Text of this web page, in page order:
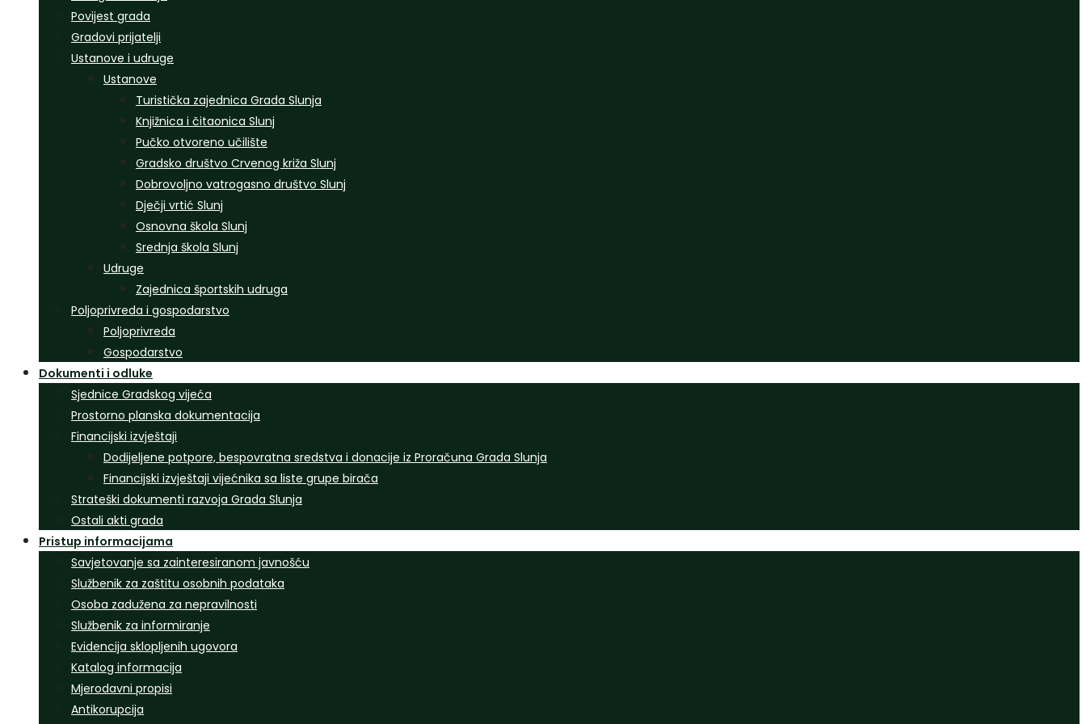
Povijest grada
Gradovi prijatelji
Ustanove i udruge
Ustanove
Turistička zajednica Grada Slunja
Knjižnica i čitaonica Slunj
Pučko otvoreno učilište
Gradsko društvo Crvenog križa Slunj
Dobrovoljno vatrogasno društvo Slunj
Dječji vrtić Slunj
Osnovna škola Slunj
Srednja škola Slunj
Udruge
Zajednica športskih udruga
Poljoprivreda i gospodarstvo
Poljoprivreda
Gospodarstvo
Dokumenti i odluke
Sjednice Gradskog vijeća
Prostorno planska dokumentacija
Financijski izvještaji
Dodijeljene potpore, bespovratna sredstva i donacije iz Proračuna Grada Slunja
Financijski izvještaji vijećnika sa liste grupe birača
Strateški dokumenti razvoja Grada Slunja
Ostali akti grada
Pristup informacijama
Savjetovanje sa zainteresiranom javnošću
Službenik za zaštitu osobnih podataka
Osoba zadužena za nepravilnosti
Službenik za informiranje
Evidencija sklopljenih ugovora
Katalog informacija
Mjerodavni propisi
Antikorupcija